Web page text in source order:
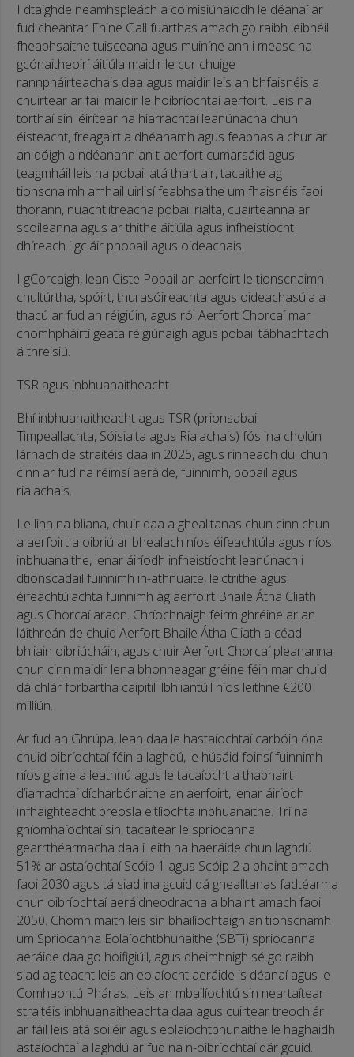
I dtaighde neamhspleách a coimisiúnaíodh le déanaí ar
fud cheantar Fhine Gall fuarthas amach go raibh leibhéil
fheabhsaithe tuisceana agus muiníne ann i measc na
gcónaitheoirí áitiúla maidir le cur chuige
rannpháirteachais daa agus maidir leis an bhfaisnéis a
chuirtear ar fail maidir le hoibríochtaí aerfoirt. Leis na
torthaí sin léirítear na hiarrachtaí leanúnacha chun
éisteacht, freagairt a dhéanamh agus feabhas a chur ar
an dóigh a ndéanann an t-aerfort cumarsáid agus
teagmháil leis na pobail atá thart air, tacaithe ag
tionscnaimh amhail uirlisí feabhsaithe um fhaisnéis faoi
thorann, nuachtlitreacha pobail rialta, cuairteanna ar
scoileanna agus ar thithe áitiúla agus infheistíocht
dhíreach i gcláir phobail agus oideachais.
I gCorcaigh, lean Ciste Pobail an aerfoirt le tionscnaimh
chultúrtha, spóirt, thurasóireachta agus oideachasúla a
thacú ar fud an réigiúin, agus ról Aerfort Chorcaí mar
chomhpháirtí geata réigiúnaigh agus pobail tábhachtach
á threisiú.
TSR agus inbhuanaitheacht
Bhí inbhuanaitheacht agus TSR (prionsabail
Timpeallachta, Sóisialta agus Rialachais) fós ina cholún
lárnach de straitéis daa in 2025, agus rinneadh dul chun
cinn ar fud na réimsí aeráide, fuinnimh, pobail agus
rialachais.
Le linn na bliana, chuir daa a ghealltanas chun cinn chun
a aerfoirt a oibriú ar bhealach níos éifeachtúla agus níos
inbhuanaithe, lenar áiríodh infheistíocht leanúnach i
dtionscadail fuinnimh in-athnuaite, leictrithe agus
éifeachtúlachta fuinnimh ag aerfoirt Bhaile Átha Cliath
agus Chorcaí araon. Chríochnaigh feirm ghréine ar an
láithreán de chuid Aerfort Bhaile Átha Cliath a céad
bhliain oibriúcháin, agus chuir Aerfort Chorcaí pleananna
chun cinn maidir lena bhonneagar gréine féin mar chuid
dá chlár forbartha caipitil ilbhliantúil níos leithne €200
milliún.
Ar fud an Ghrúpa, lean daa le hastaíochtaí carbóin óna
chuid oibríochtaí féin a laghdú, le húsáid foinsí fuinnimh
níos glaine a leathnú agus le tacaíocht a thabhairt
d’iarrachtaí dícharbónaithe an aerfoirt, lenar áiríodh
infhaighteacht breosla eitlíochta inbhuanaithe. Trí na
gníomhaíochtaí sin, tacaítear le spriocanna
gearrthéarmacha daa i leith na haeráide chun laghdú
51% ar astaíochtaí Scóip 1 agus Scóip 2 a bhaint amach
faoi 2030 agus tá siad ina gcuid dá ghealltanas fadtéarma
chun oibríochtaí aeráidneodracha a bhaint amach faoi
2050. Chomh maith leis sin bhailíochtaigh an tionscnamh
um Spriocanna Eolaíochtbhunaithe (SBTi) spriocanna
aeráide daa go hoifigiúil, agus dheimhnigh sé go raibh
siad ag teacht leis an eolaíocht aeráide is déanaí agus le
Comhaontú Pháras. Leis an mbailíochtú sin neartaítear
straitéis inbhuanaitheachta daa agus cuirtear treochlár
ar fáil leis atá soiléir agus eolaíochtbhunaithe le haghaidh
astaíochtaí a laghdú ar fud na n-oibríochtaí dár gcuid.